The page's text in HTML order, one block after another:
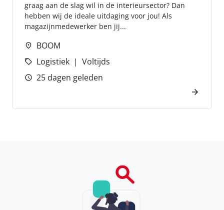
graag aan de slag wil in de interieursector? Dan
hebben wij de ideale uitdaging voor jou! Als
magazijnmedewerker ben jij...
BOOM
Logistiek
Voltijds
25 dagen geleden